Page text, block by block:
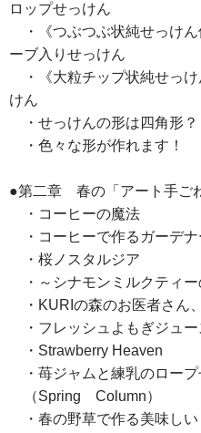
ロップせっけん
・《つぶつぶ状純せっけん
ーブ入りせっけん
・《大粒チップ状純せっけ
けん
・せっけんの形は四角形？
・色々な形が作れます！
●第二章 春の「アート手ご
・コーヒーの魔法
・コーヒーで作るガーデナ
・桜ノスタルジア
・～シナモンミルクティー
・KURIの森のお医者さん
・フレッシュよもぎジュー
・Strawberry Heaven
・苺ジャムと練乳のロープ
（Spring Column）
・春の野草で作る美味しい